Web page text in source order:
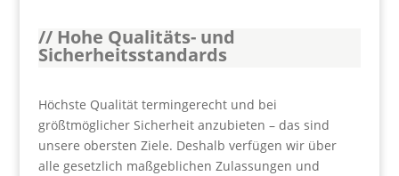
// Hohe Qualitäts- und
Sicherheitsstandards
Höchste Qualität termingerecht und bei
größtmöglicher Sicherheit anzubieten – das sind
unsere obersten Ziele. Deshalb verfügen wir über
alle gesetzlich maßgeblichen Zulassungen und